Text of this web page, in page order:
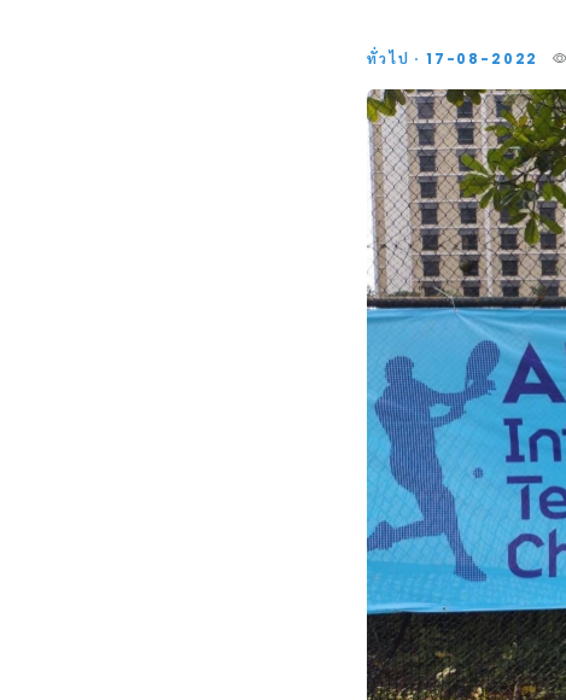
ทั่วไป · 17-08-2022